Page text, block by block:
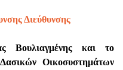
Διεύθυνσης
και το
Οικοσυστημάτων